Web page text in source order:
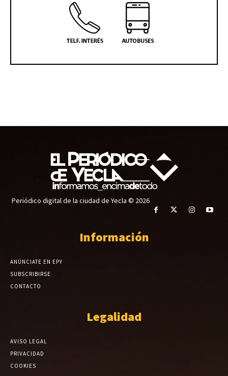
Periódico digital de la ciudad de Yecla © 2026
Información
ANÚNCIATE EN EPY
SUBSCRIBIRSE
CONTACTO
Legalidad
AVISO LEGAL
PRIVACIDAD
COOKIES